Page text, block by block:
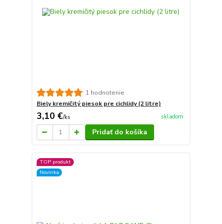
1 hodnotenie
Biely kremičitý piesok pre cichlidy (2 litre)
3,10 €/ks skladom
Pridať do košíka
TOP produkt
Novinka